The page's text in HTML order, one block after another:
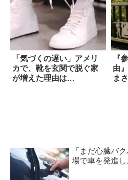
「気づくの遅い」アメリ
カで、靴を玄関で脱ぐ家
が増えた理由は…
『
由
ま
「まだ心臓バ
場で車を発進